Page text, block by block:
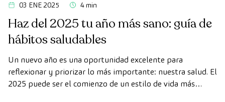
03 ENE 2025 4 min
Haz del 2025 tu año más sano: guía de
hábitos saludables
Un nuevo año es una oportunidad excelente para
reflexionar y priorizar lo más importante: nuestra salud. El
2025 puede ser el comienzo de un estilo de vida más